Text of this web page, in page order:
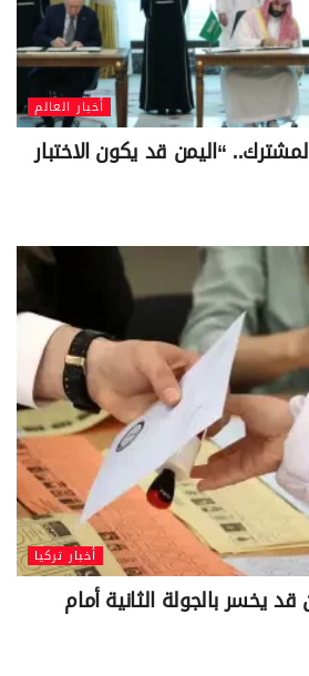
أخبار العالم
“اليمن قد يكون الاختبار
أخبار تركيا
يخسر بالجولة الثانية أمام